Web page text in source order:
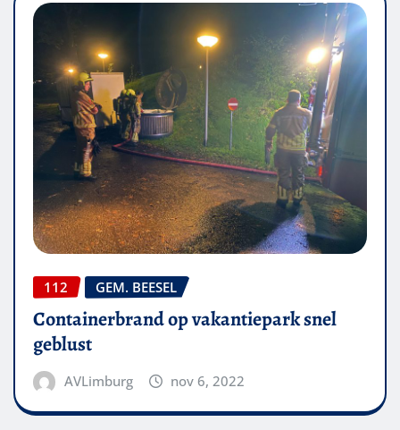
112 GEM. BEESEL
Containerbrand op vakantiepark snel
geblust
AVLimburg nov 6, 2022